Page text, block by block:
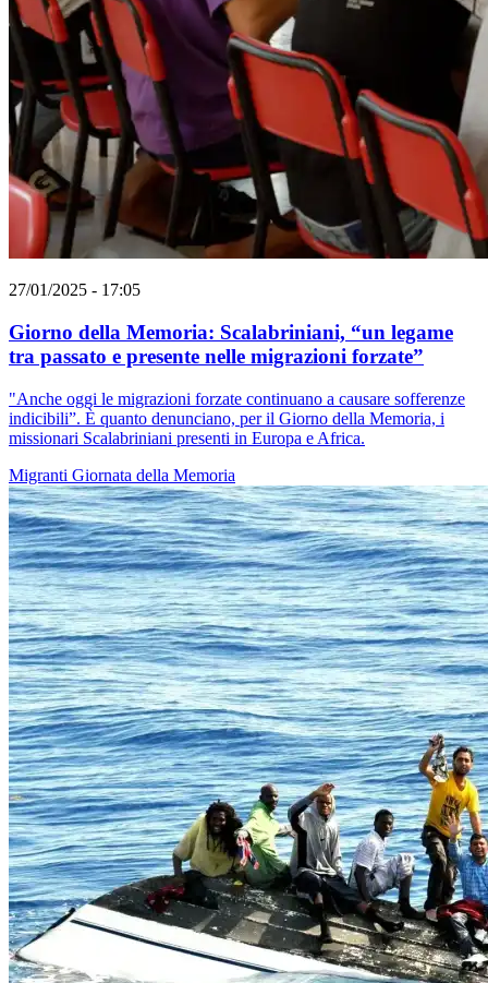
27/01/2025 - 17:05
Giorno della Memoria: Scalabriniani, “un legame
tra passato e presente nelle migrazioni forzate”
"Anche oggi le migrazioni forzate continuano a causare sofferenze
indicibili”. È quanto denunciano, per il Giorno della Memoria, i
missionari Scalabriniani presenti in Europa e Africa.
Migranti Giornata della Memoria